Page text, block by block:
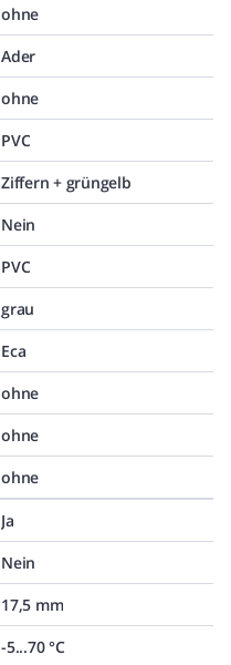
ohne
Ader
ohne
PVC
Ziffern + grüngelb
Nein
PVC
grau
Eca
ohne
ohne
ohne
Ja
Nein
17,5 mm
-5...70 °C